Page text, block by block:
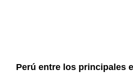
Perú entre los principales